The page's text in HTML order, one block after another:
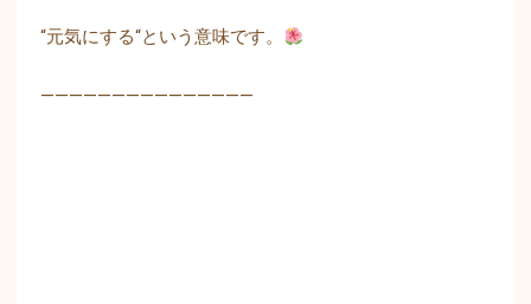
“元気にする“という意味です。
———————————————